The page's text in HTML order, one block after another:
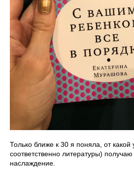
Только ближе к 30 я поняла, от какой
соответственно литературы)
наслаждение.